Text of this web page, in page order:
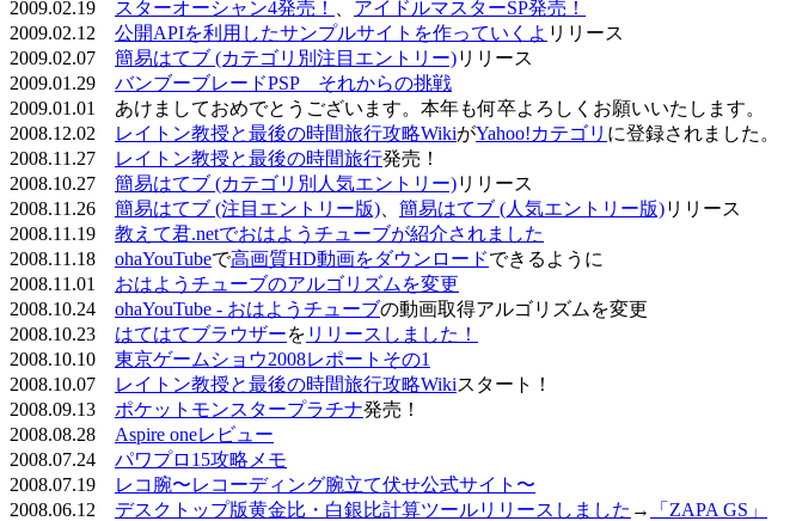
2009.02.19
スターオーシャン4発売！
アイドルマスターSP発売！
2009.02.12 公開APIを利用したサンプルサイトを作っていくよ リリース
2009.02.07 簡易はてブ (カテゴリ別注目エントリー)リリース
2009.01.29 バンブーブレードPSP それからの挑戦
2009.01.01 あけましておめでとうございます。本年も何卒よろしくお願いいたします。
2008.12.02
レイトン教授と最後の時間旅行攻略WikiがYahoo!カテゴリ に登録されました。
2008.11.27
レイトン教授と最後の時間旅行発売！
2008.10.27 簡易はてブ (カテゴリ別人気エントリー)リリース
2008.11.26 簡易はてブ (注目エントリー版) 簡易はてブ (人気エントリー版)リリース
2008.11.19 教えて君.netでおはようチューブが紹介されました
2008.11.18 ohaYouTubeで高画質HD動画をダウンロードできるように
2008.11.01 おはようチューブのアルゴリズムを変更
2008.10.24 ohaYouTube - おはようチューブの動画取得アルゴリズムを変更
2008.10.23 はてはてブラウザーを リリースしました！
2008.10.10 東京ゲームショウ2008レポートその1
2008.10.07
レイトン教授と最後の時間旅行攻略Wikiスタート！
2008.09.13 ポケットモンスタープラチナ発売！
2008.08.28 Aspire oneレビュー
2008.07.24 パワプロ15攻略メモ
2008.07.19
レコ腕〜レコーディング腕立て伏せ公式サイト〜
2008.06.12 デスクトップ版黄金比・白銀比計算ツールリリースしました →
「ZAPA GS」